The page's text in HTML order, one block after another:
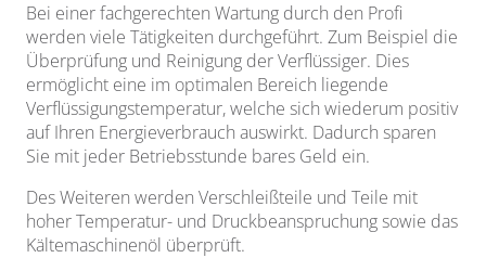
Bei einer fachgerechten Wartung durch den Profi
werden viele Tätigkeiten durchgeführt. Zum Beispiel die
Überprüfung und Reinigung der Verflüssiger. Dies
ermöglicht eine im optimalen Bereich liegende
Verflüssigungstemperatur, welche sich wiederum positiv
auf Ihren Energieverbrauch auswirkt. Dadurch sparen
Sie mit jeder Betriebsstunde bares Geld ein.
Des Weiteren werden Verschleißteile und Teile mit
hoher Temperatur- und Druckbeanspruchung sowie das
Kältemaschinenöl überprüft.